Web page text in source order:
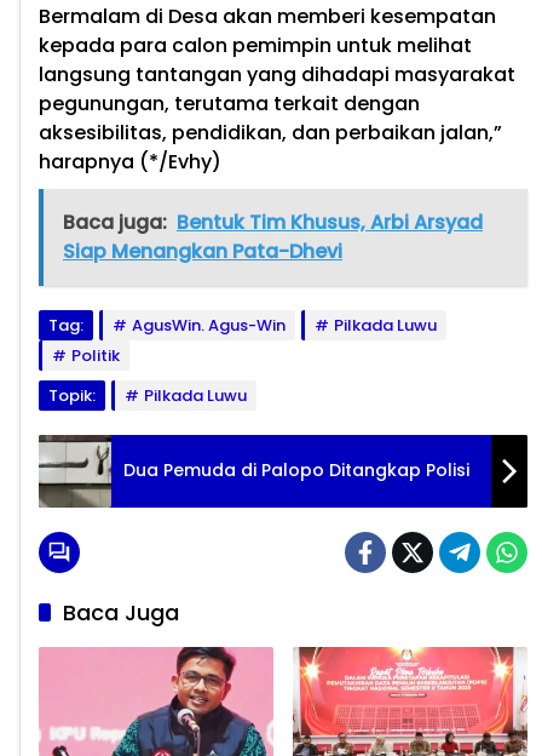
Bermalam di Desa akan memberi kesempatan
kepada para calon pemimpin untuk melihat
langsung tantangan yang dihadapi masyarakat
pegunungan, terutama terkait dengan
aksesibilitas, pendidikan, dan perbaikan jalan,”
harapnya (*/Evhy)
Baca juga: Bentuk Tim Khusus, Arbi Arsyad
Siap Menangkan Pata-Dhevi
Tag: AgusWin. Agus-Win
Pilkada Luwu
Politik
Topik:
Pilkada Luwu
Dua Pemuda di Palopo Ditangkap Polisi
Baca Juga